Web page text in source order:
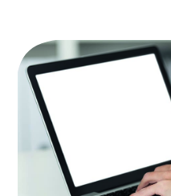
Karriere
Über uns
Inhalte in